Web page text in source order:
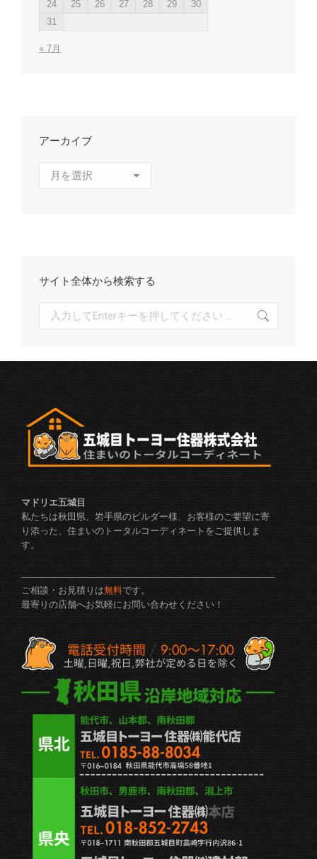
24 25 26 27 28 29
30
31
« 7月
アーカイブ
サイト全体から検索する
マドリエ五城目
私たちは秋田県、岩手県のビルダー様、お客様のご要望に寄
り添った、住まいのトータルコーディネートをご提供しま
す。
ご相談・お見積りは無料です。
最寄りの店舗へお気軽にお問い合わせください！